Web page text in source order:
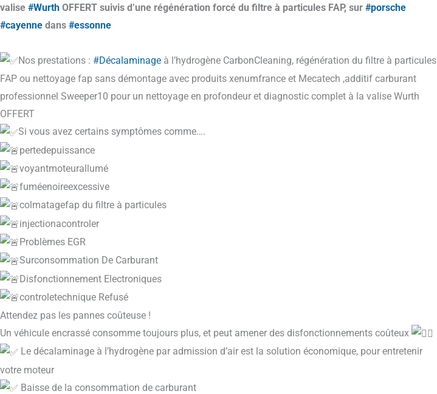
valise #Wurth OFFERT suivis d’une régénération forcé du filtre à particules FAP, sur #porsche
#cayenne dans #essonne
Nos prestations : #Décalaminage à l’hydrogène CarbonCleaning, régénération du filtre à particules
FAP ou nettoyage fap sans démontage avec produits xenumfrance et Mecatech ,additif carburant
professionnel Sweeper10 pour un nettoyage en profondeur et diagnostic complet à la valise Wurth
OFFERT
Si vous avez certains symptômes comme….
pertedepuissance
voyantmoteurallumé
fuméenoireexcessive
colmatagefap du filtre à particules
injectionacontroler
Problèmes EGR
Surconsommation De Carburant
Disfonctionnement Electroniques
controletechnique Refusé
Attendez pas les pannes coûteuse !
Un véhicule encrassé consomme toujours plus, et peut amener des disfonctionnements coûteux
Le décalaminage à l’hydrogène par admission d’air est la solution économique, pour entretenir
votre moteur
Baisse de la consommation de carburant